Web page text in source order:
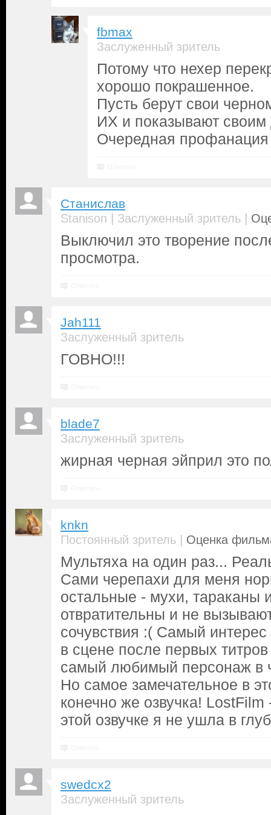
fbmax
Заслуженный зритель
Потому что нехер
хорошо покрашенное.
Пусть берут свои
ИХ и показывают своим
Очередная профанация
Станислав
Stanison | Заслуженный зритель |
Выключил это творение
просмотра.
Jah111
Заслуженный зритель
ГОВНО!!!
blade7
Заслуженный зритель
жирная черная эйприл это
knkn
Постоянный зритель | Оценка
Мультяха на один раз...
Сами черепахи для меня
остальные - мухи, тараканы
отвратительны и не
сочувствия :( Самый
в сцене после первых
самый любимый персонаж в
Но самое замечательное в
конечно же озвучка! LostFilm
этой озвучке я не ушла в
swedcx2
Заслуженный зритель